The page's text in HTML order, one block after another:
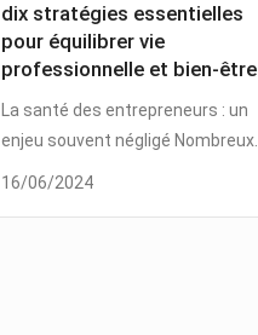
dix stratégies essentielles
pour équilibrer vie
professionnelle et bien-être
La santé des entrepreneurs : un
enjeu souvent négligé Nombreux...
16/06/2024